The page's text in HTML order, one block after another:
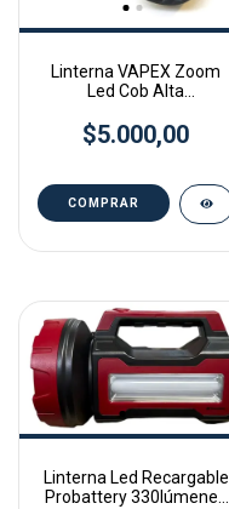
Linterna VAPEX Zoom
Led Cob Alta
$5.000,00
Linterna Led Recargable
Probattery 330lúmenes